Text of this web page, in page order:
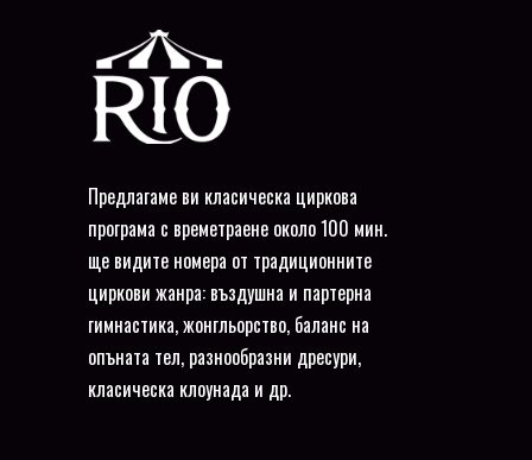
Предлагаме ви класическа циркова
програма с времетраене около 100 мин.
ще видите номера от традиционните
циркови жанра: въздушна и партерна
гимнастика, жонгльорство, баланс на
опъната тел, разнообразни дресури,
класическа клоунада и др.